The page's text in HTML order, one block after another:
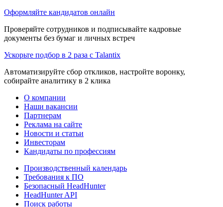
Оформляйте кандидатов онлайн
Проверяйте сотрудников и подписывайте кадровые
документы без бумаг и личных встреч
Ускорьте подбор в 2 раза с Talantix
Автоматизируйте сбор откликов, настройте воронку,
собирайте аналитику в 2 клика
О компании
Наши вакансии
Партнерам
Реклама на сайте
Новости и статьи
Инвесторам
Кандидаты по профессиям
Производственный календарь
Требования к ПО
Безопасный HeadHunter
HeadHunter API
Поиск работы